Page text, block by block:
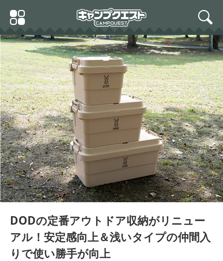
Primary
Menu
search
DODの定番アウトドア収納がリニュー
アル！安定感向上＆浅いタイプの仲間入
りで使い勝手が向上